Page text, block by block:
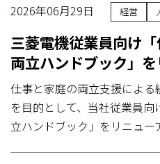
2026年06月29日 経営
三菱電機従業員向け
両立ハンドブック」
仕事と家庭の両立支援によ
を目的として、当社従業員
立ハンドブック」をリニュー